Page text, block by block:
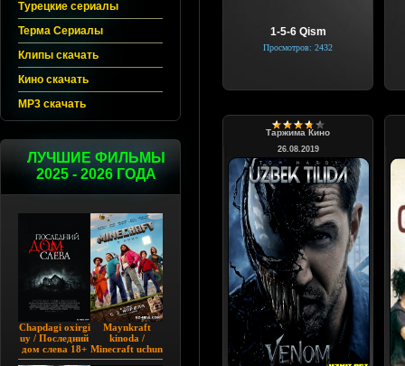
Турецкие сериалы
Терма Сериалы
Клипы скачать
Кино скачать
MP3 скачать
ЛУЧШИЕ ФИЛЬМЫ
2025 - 2026 ГОДА
Chapdagi oxirgi
uy / Последний
дом слева 18+
(2009)
Maynkraft
kinoda /
Minecraft uchun
film / Maygiraft
1-5-6 Qism
Просмотров: 2432
Таржима Кино
26.08.2019